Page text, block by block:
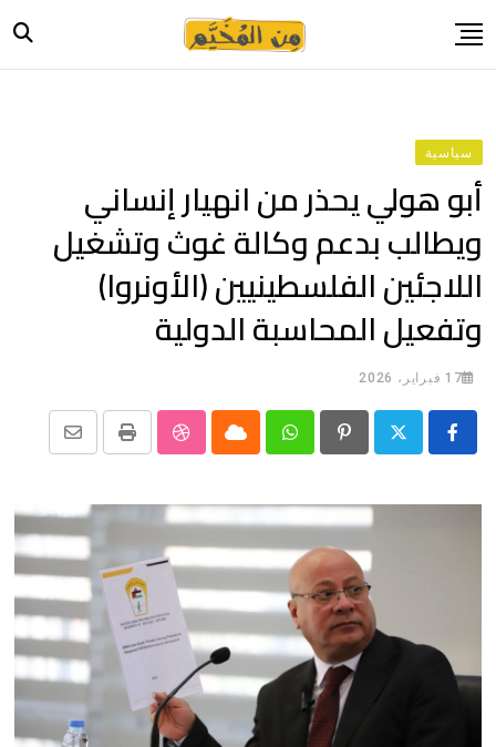
to
حياة
صورة وحكاية
قصة وسيرة
فيديو
المدونة
بيانات
سياسية
أبو هولي يحذر من انهيار إنساني
ويطالب بدعم وكالة غوث وتشغيل
اللاجئين الفلسطينيين (الأونروا)
وتفعيل المحاسبة الدولية
17 فبراير، 2026
Pinterest
Whatsapp
Cloud
StumbleUpon
Print
Share